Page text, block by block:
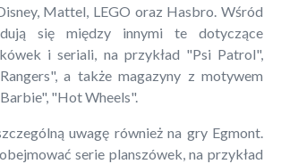
Mattel, LEGO oraz Hasbro. Wśród
się między innymi te dotyczące
i seriali, na przykład "Psi Patrol",
a także magazyny z motywem
"Hot Wheels".
uwagę również na gry Egmont.
serie planszówek, na przykład